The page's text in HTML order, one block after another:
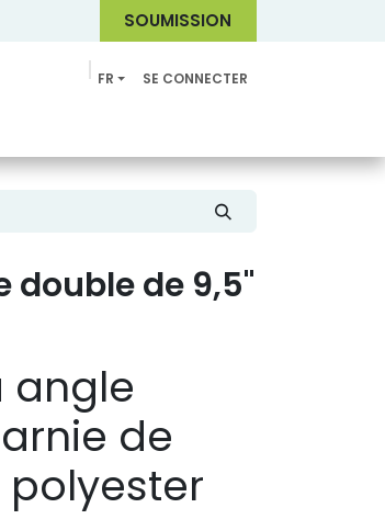
SOUMISSION
FR SE CONNECTER
double de 9,5"
angle
de